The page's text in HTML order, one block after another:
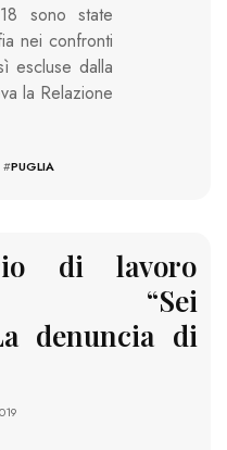
sono state
nei confronti
escluse dalla
la Relazione
#PUGLIA
di lavoro
“Sei
denuncia di